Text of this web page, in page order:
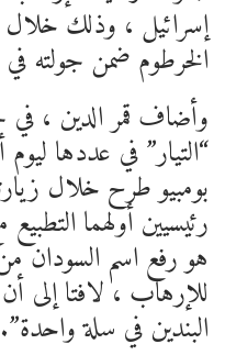
إسرائيل ، وذلك خلال
الخرطوم ضمن جولته في
وأضاف قمر الدين ،
“التيار” في عددها
بومبيو طرح خلال
رئيسيين أولهما
هو رفع اسم السودان من
للإرهاب ، لافتا إلى
البندين في سلة واحدة”.